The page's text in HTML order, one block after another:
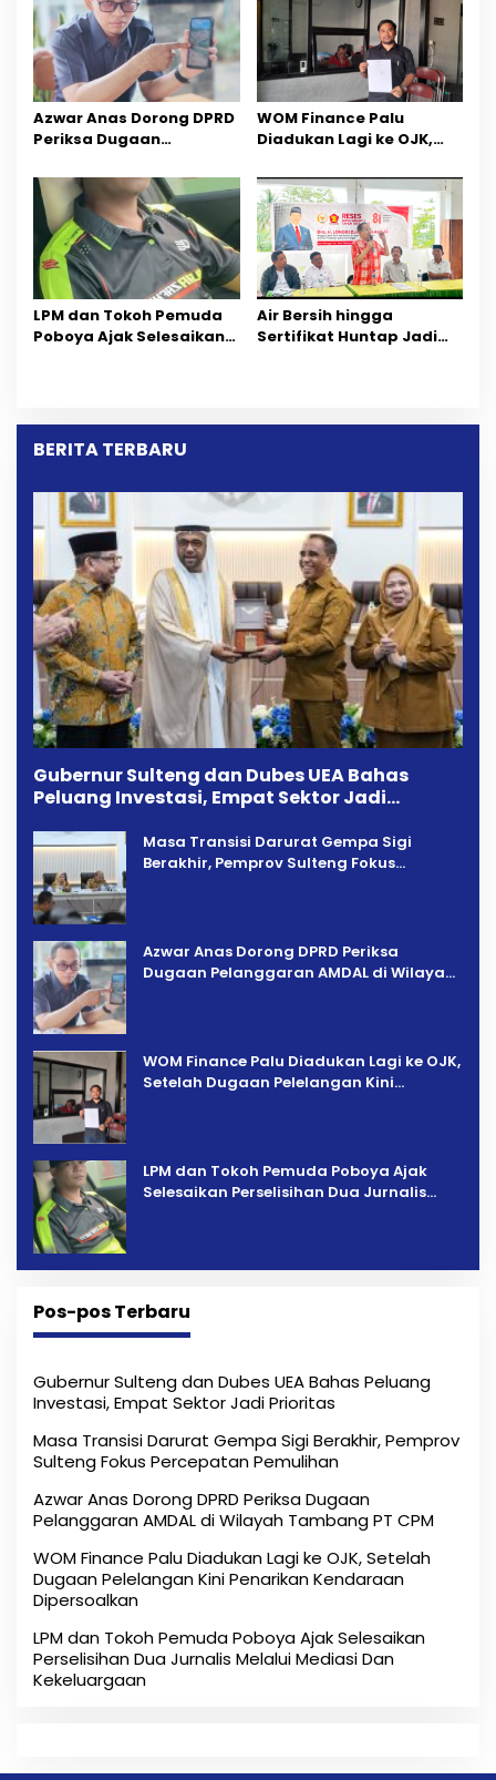
Azwar Anas Dorong DPRD
Periksa Dugaan
Wilayah Tambang PT
CPM
‎WOM Finance Palu
Diadukan Lagi ke OJK,
Pelelangan Kini
Penarikan Kendaraan
Dipersoalkan ‎
LPM dan Tokoh Pemuda
Poboya Ajak Selesaikan
Air Bersih hingga
Sertifikat Huntap Jadi
BERITA TERBARU
Gubernur Sulteng dan Dubes UEA Bahas
Peluang Investasi, Empat Sektor Jadi
Masa Transisi Darurat Gempa Sigi
Berakhir, Pemprov Sulteng Fokus
Azwar Anas Dorong DPRD Periksa
Dugaan Pelanggaran AMDAL di Wilayah
‎WOM Finance Palu Diadukan Lagi ke OJK,
Setelah Dugaan Pelelangan Kini
LPM dan Tokoh Pemuda Poboya Ajak
Selesaikan Perselisihan Dua Jurnalis
Pos-pos Terbaru
Gubernur Sulteng dan Dubes UEA Bahas Peluang
Investasi, Empat Sektor Jadi Prioritas
Masa Transisi Darurat Gempa Sigi Berakhir, Pemprov
Sulteng Fokus Percepatan Pemulihan
Azwar Anas Dorong DPRD Periksa Dugaan
Pelanggaran AMDAL di Wilayah Tambang PT CPM
‎WOM Finance Palu Diadukan Lagi ke OJK, Setelah
Dugaan Pelelangan Kini Penarikan Kendaraan
Dipersoalkan ‎
LPM dan Tokoh Pemuda Poboya Ajak Selesaikan
Perselisihan Dua Jurnalis Melalui Mediasi Dan
Kekeluargaan